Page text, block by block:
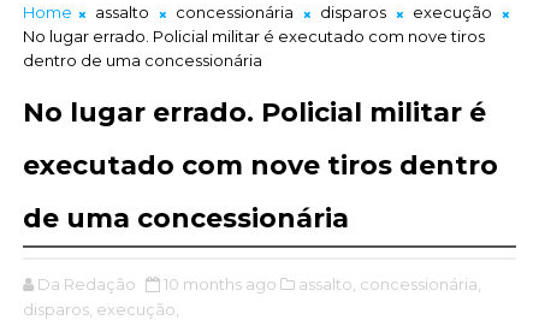
Home assalto concessionária disparos
execução
No lugar errado. Policial militar é executado com nove tiros
dentro de uma concessionária
No lugar errado. Policial militar é
executado com nove tiros dentro
de uma concessionária
Da Redação 10 months ago assalto, concessionária,
disparos, execução,